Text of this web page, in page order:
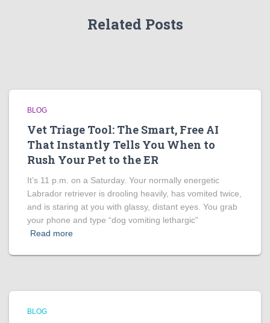
Related Posts
BLOG
Vet Triage Tool: The Smart, Free AI
That Instantly Tells You When to
Rush Your Pet to the ER
It’s 11 p.m. on a Saturday. Your normally energetic
Labrador retriever is drooling heavily, has vomited twice,
and is staring at you with glassy, distant eyes. You grab
your phone and type “dog vomiting lethargic”
Read more
BLOG